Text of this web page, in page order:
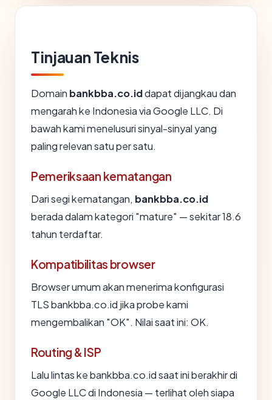
Tinjauan Teknis
Domain bankbba.co.iddapat dijangkau dan
mengarah ke Indonesia via Google LLC. Di
bawah kami menelusuri sinyal-sinyal yang
paling relevan satu per satu.
Pemeriksaan kematangan
Dari segi kematangan, bankbba.co.id
berada dalam kategori "mature" — sekitar 18.6
tahun terdaftar.
Kompatibilitas browser
Browser umum akan menerima konfigurasi
TLS bankbba.co.id jika probe kami
mengembalikan "OK". Nilai saat ini: OK.
Routing & ISP
Lalu lintas ke bankbba.co.id saat ini berakhir di
Google LLC di Indonesia — terlihat oleh siapa